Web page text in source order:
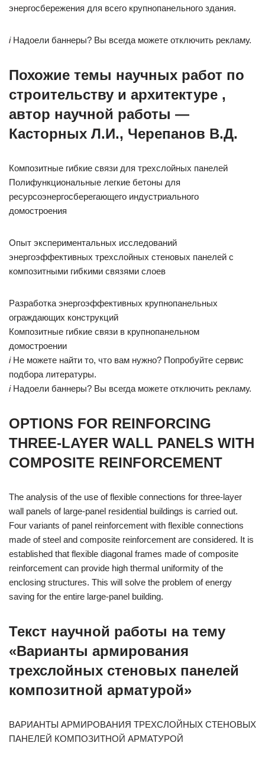
энергосбережения для всего крупнопанельного здания.
iНадоели баннеры? Вы всегда можете отключить рекламу.
Похожие темы научных работ по
строительству и архитектуре ,
автор научной работы —
Касторных Л.И., Черепанов В.Д.
Композитные гибкие связи для трехслойных панелей
Полифункциональные легкие бетоны для
ресурсоэнергосберегающего индустриального
домостроения
Опыт экспериментальных исследований
энергоэффективных трехслойных стеновых панелей с
композитными гибкими связями слоев
Разработка энергоэффективных крупнопанельных
ограждающих конструкций
Композитные гибкие связи в крупнопанельном
домостроении
iНе можете найти то, что вам нужно? Попробуйте сервис
подбора литературы.
iНадоели баннеры? Вы всегда можете отключить рекламу.
OPTIONS FOR REINFORCING
THREE-LAYER WALL PANELS WITH
COMPOSITE REINFORCEMENT
The analysis of the use of flexible connections for three-layer
wall panels of large-panel residential buildings is carried out.
Four variants of panel reinforcement with flexible connections
made of steel and composite reinforcement are considered. It is
established that flexible diagonal frames made of composite
reinforcement can provide high thermal uniformity of the
enclosing structures. This will solve the problem of energy
saving for the entire large-panel building.
Текст научной работы на тему
«Варианты армирования
трехслойных стеновых панелей
композитной арматурой»
ВАРИАНТЫ АРМИРОВАНИЯ ТРЕХСЛОЙНЫХ СТЕНОВЫХ
ПАНЕЛЕЙ КОМПОЗИТНОЙ АРМАТУРОЙ